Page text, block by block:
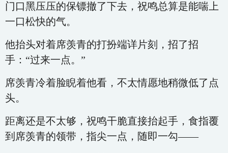
门口黑压压的保镖撤了下去，祝鸣总算是能喘上
一口松快的气。
他抬头对着席羡青的打扮端详片刻，招了招
手：“过来一点。”
席羡青冷着脸睨着他看，不太情愿地稍微低了点
头。
距离还是不太够，祝鸣干脆直接抬起手，食指覆
到席羡青的领带，指尖一点，随即一勾——